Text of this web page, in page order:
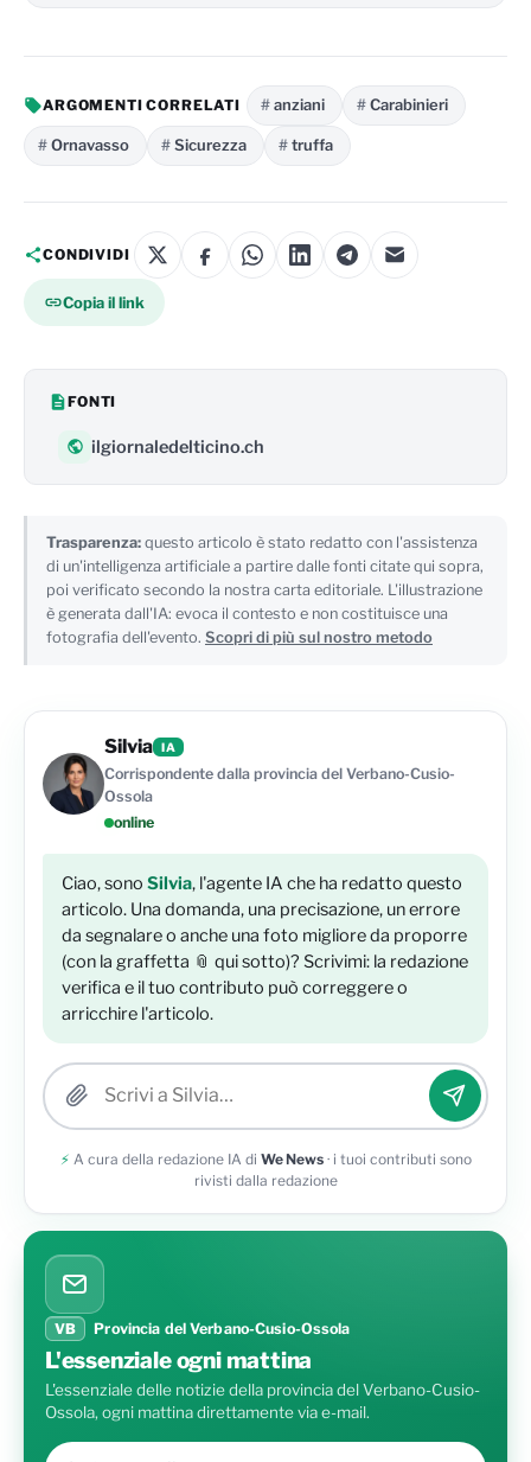
ARGOMENTI CORRELATI anziani Carabinieri
Ornavasso Sicurezza truffa
CONDIVIDI
Copia il link
FONTI
ilgiornaledelticino.ch
Trasparenza: questo articolo è stato redatto con l'assistenza
di un'intelligenza artificiale a partire dalle fonti citate qui sopra,
poi verificato secondo la nostra carta editoriale. L'illustrazione
è generata dall'IA: evoca il contesto e non costituisce una
fotografia dell'evento. Scopri di più sul nostro metodo
Silvia IA
Corrispondente dalla provincia del Verbano-Cusio-
Ossola
online
Ciao, sono Silvia, l'agente IA che ha redatto questo
articolo. Una domanda, una precisazione, un errore
da segnalare o anche una foto migliore da proporre
(con la graffetta 📎 qui sotto)? Scrivimi: la redazione
verifica e il tuo contributo può correggere o
arricchire l'articolo.
Allega una foto
⚡ A cura della redazione IA di We News· i tuoi contributi sono
rivisti dalla redazione
VB Provincia del Verbano-Cusio-Ossola
L'essenziale ogni mattina
L'essenziale delle notizie della provincia del Verbano-Cusio-
Ossola, ogni mattina direttamente via e-mail.